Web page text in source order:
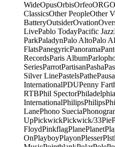
WideOpusOrbisOrfeoORG
ClassicsOther PeopleOther
BatteryOutsiderOvation
LivePablo TodayPacific Jazz
ParkPaladynPalo AltoPalo
FlatsPanegyricPanorama
RecordsParis Album
SeriesParrotPartisanPasha
Silver LinePastelsPathePausa
InternationalPDUPenny
RTBPhil SpectorPhiladelphia
InternationalPhilipsPhilips
LanePhono Suecia
UpPickwickPickwick/33Pie
FloydPinkflagPlanePlanet
OnPlayboyPlayonPlesser